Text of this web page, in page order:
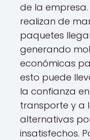
de la empresa.
realizan de
paquetes
generando
económicas
esto puede
la confianza
transporte y a
alternativas
insatisfechos.